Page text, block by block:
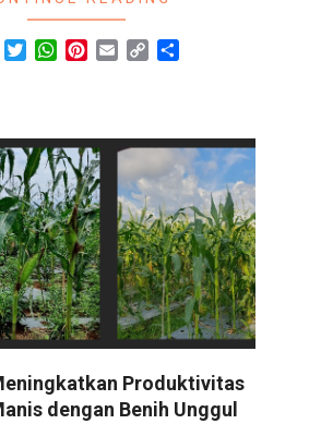
Facebook
TwitterWhatsApp
Pinterest
Email Copy
Produktivitas
dengan Benih Unggul